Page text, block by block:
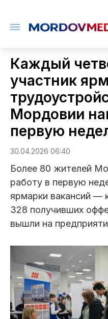
Каждый
участник
Мордовии
первую
30.04.2026 06:40
Более 80 жителей
работу в первую
ярмарки вакансий —
328 получивших
вышли на